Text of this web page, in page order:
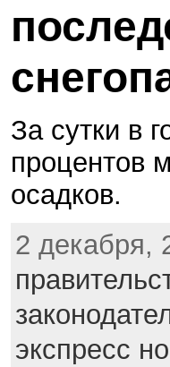
За сутки в
процентов
осадков.
2 декабря,
экспресс